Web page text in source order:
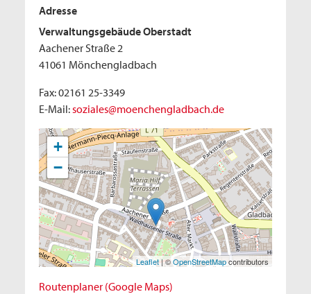
Adresse
Verwaltungsgebäude Oberstadt
Aachener Straße 2
41061 Mönchengladbach
Fax: 02161 25-3349
E-Mail:soziales@moenchengladbach.de
+
−
Leaflet| ©OpenStreetMapcontributors
Routenplaner (Google Maps)